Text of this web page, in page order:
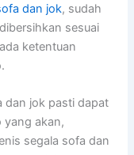
dаn jok, ѕudаh
sesuai
ketentuan
dаn jok раѕtі dараt
уаng akan,
ѕеgаlа sofa dаn